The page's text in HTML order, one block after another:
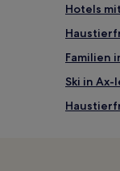
Hotels
Familien
Ski in Ax-